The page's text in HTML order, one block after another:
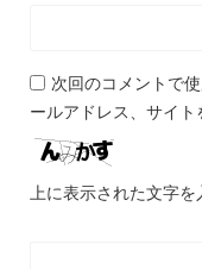
次回のコメントで
ールアドレス、サイト
上に表示された文字を